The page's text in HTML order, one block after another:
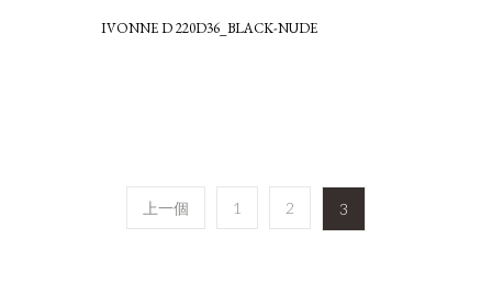
IVONNE D 220D36_BLACK-NUDE
上一個 1 2 3